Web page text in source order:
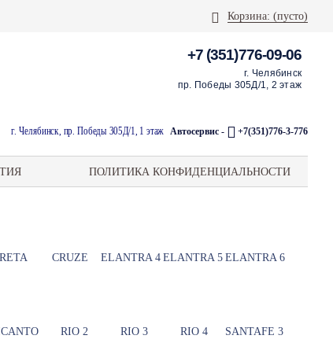
Корзина: (пусто)
+7 (351)776-09-06
г. Челябинск
пр. Победы 305Д/1, 2 этаж
г. Челябинск, пр. Победы 305Д/1, 1 этаж Автосервис - +7(351)776-3-776
ПОЛИТИКА КОНФИДЕНЦИАЛЬНОСТИ
CRUZE ELANTRA 4ELANTRA 5ELANTRA 6
RIO 2 RIO 3 RIO 4 SANTAFE 3